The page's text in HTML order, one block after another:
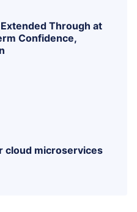
Through at
Confidence,
cloud microservices